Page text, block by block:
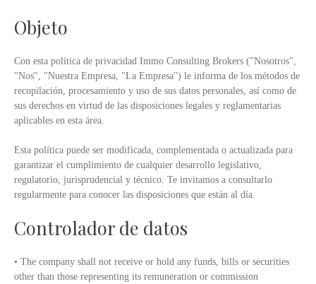
Objeto
Con esta política de privacidad Immo Consulting Brokers ("Nosotros",
"Nos", "Nuestra Empresa, "La Empresa") le informa de los métodos de
recopilación, procesamiento y uso de sus datos personales, así como de
sus derechos en virtud de las disposiciones legales y reglamentarias
aplicables en esta área.
Esta política puede ser modificada, complementada o actualizada para
garantizar el cumplimiento de cualquier desarrollo legislativo,
regulatorio, jurisprudencial y técnico. Te invitamos a consultarlo
regularmente para conocer las disposiciones que están al día.
Controlador de datos
• The company shall not receive or hold any funds, bills or securities
other than those representing its remuneration or commission